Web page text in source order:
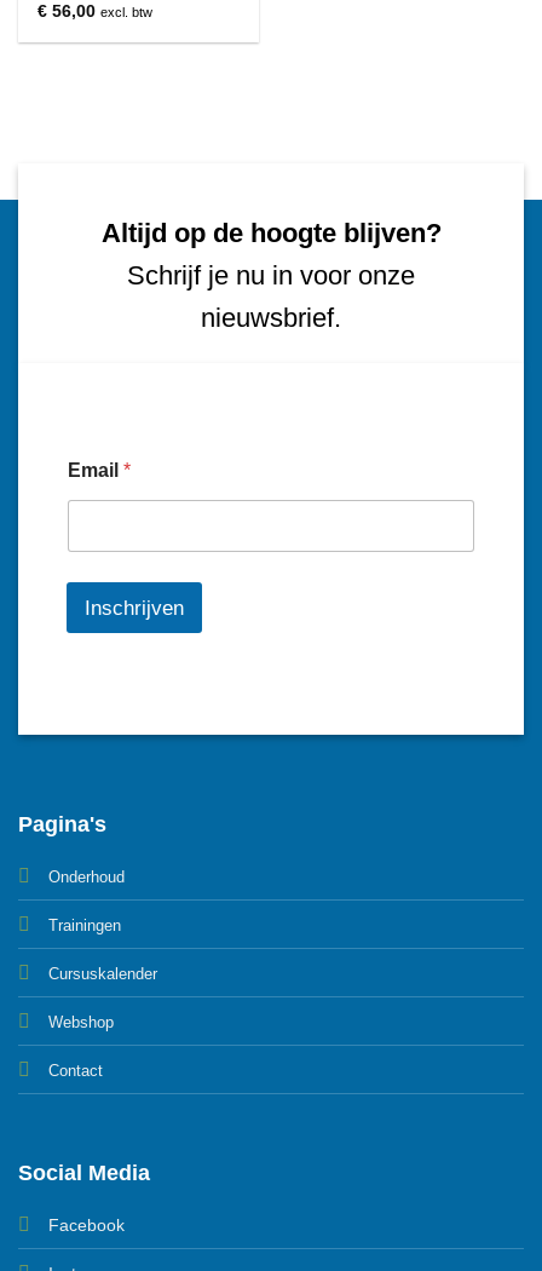
€ 56,00 excl. btw
Altijd op de hoogte blijven?
Schrijf je nu in voor onze
nieuwsbrief.
Email *
Inschrijven
Pagina's
Onderhoud
Trainingen
Cursuskalender
Webshop
Contact
Social Media
Facebook